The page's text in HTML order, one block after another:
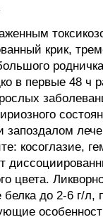
крик,
в первые 48 ч
запоздалом
косоглазие,
цвета.
до 2-6 г/л,